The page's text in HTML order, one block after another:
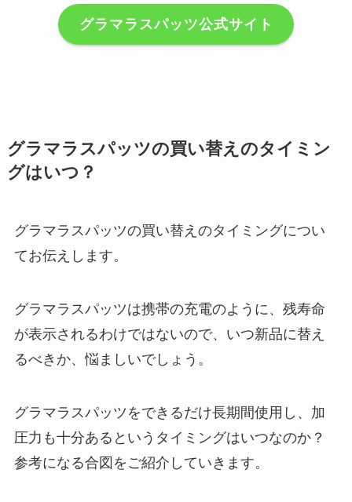
グラマラスパッツ公式サイト
グラマラスパッツの買い替えのタイミン
グはいつ？
グラマラスパッツの買い替えのタイミングについ
てお伝えします。
グラマラスパッツは携帯の充電のように、残寿命
が表示されるわけではないので、いつ新品に替え
るべきか、悩ましいでしょう。
グラマラスパッツをできるだけ長期間使用し、加
圧力も十分あるというタイミングはいつなのか？
参考になる合図をご紹介していきます。